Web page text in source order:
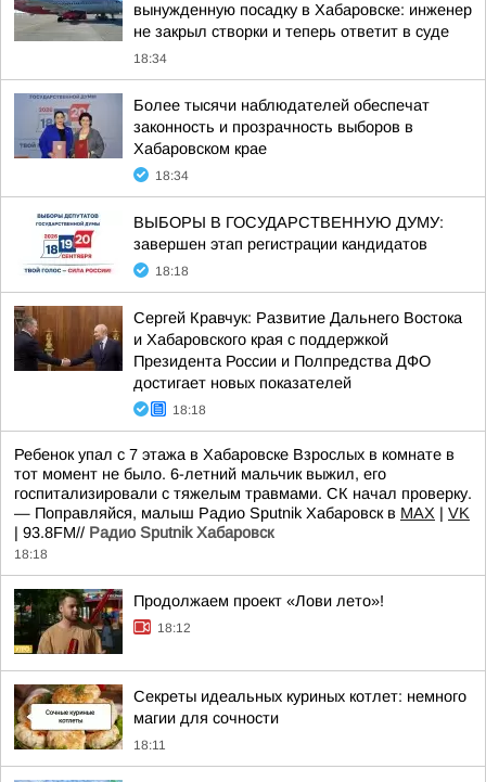
вынужденную посадку в Хабаровске: инженер
не закрыл створки и теперь ответит в суде
18:34
Более тысячи наблюдателей обеспечат
законность и прозрачность выборов в
Хабаровском крае
18:34
ВЫБОРЫ В ГОСУДАРСТВЕННУЮ ДУМУ:
завершен этап регистрации кандидатов
18:18
Сергей Кравчук: Развитие Дальнего Востока
и Хабаровского края с поддержкой
Президента России и Полпредства ДФО
достигает новых показателей
18:18
Ребенок упал с 7 этажа в Хабаровске Взрослых в комнате в
тот момент не было. 6-летний мальчик выжил, его
госпитализировали с тяжелым травмами. СК начал проверку.
— Поправляйся, малыш Радио Sputnik Хабаровск в MAX | VK
| 93.8FM// Радио Sputnik Хабаровск
18:18
Продолжаем проект «Лови лето»!
18:12
Секреты идеальных куриных котлет: немного
магии для сочности
18:11